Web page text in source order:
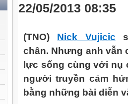
22/05/2013 08:35
(TNO) Nick Vujicic
chân. Nhưng anh vẫn
lực sống cùng với nụ
người truyền cảm
bằng những bài diễn